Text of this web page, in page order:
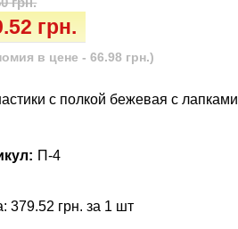
грн.
в цене - 66.98 грн.)
с полкой бежевая с
П-4
379.52 грн. за 1 шт